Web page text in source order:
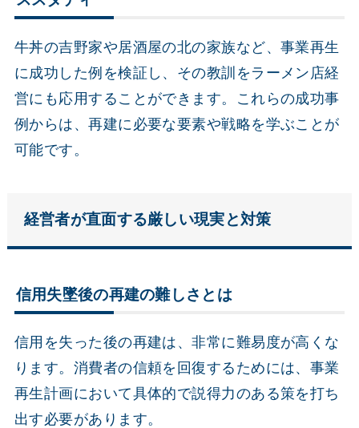
牛丼の吉野家や居酒屋の北の家族など、事業再生
に成功した例を検証し、その教訓をラーメン店経
営にも応用することができます。これらの成功事
例からは、再建に必要な要素や戦略を学ぶことが
可能です。
経営者が直面する厳しい現実と対策
信用失墜後の再建の難しさとは
信用を失った後の再建は、非常に難易度が高くな
ります。消費者の信頼を回復するためには、事業
再生計画において具体的で説得力のある策を打ち
出す必要があります。